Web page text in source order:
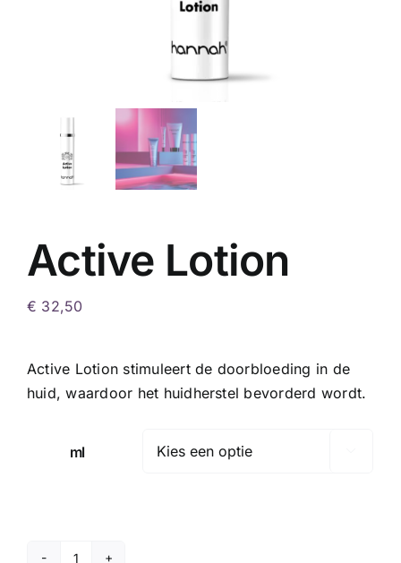
Active Lotion
€ 32,50
Active Lotion stimuleert de doorbloeding in de
huid, waardoor het huidherstel bevorderd wordt.
ml